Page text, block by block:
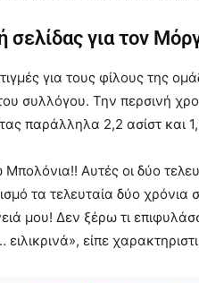
σελίδας για τον
για τους φίλους της
συλλόγου. Την περσινή
παράλληλα 2,2 ασίστ και
Μπολόνια!! Αυτές οι δύο
τα τελευταία δύο
μου! Δεν ξέρω τι
είπε